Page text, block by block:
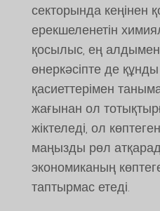
секторында кеңінен
ерекшеленетін
қосылыс, ең
өнеркәсіпте де құнды
қасиеттерімен
жағынан ол
жіктеледі, ол
маңызды рөл
экономиканың
таптырмас етеді.